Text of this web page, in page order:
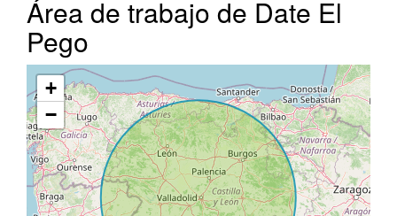
Área de trabajo de Date El
Pego
+
−